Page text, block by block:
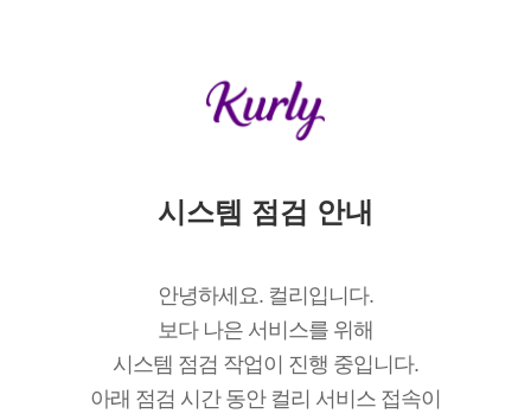
시스템 점검 안내
안녕하세요. 컬리입니다.
보다 나은 서비스를 위해
시스템 점검 작업이 진행 중입니다.
아래 점검 시간 동안 컬리 서비스 접속이